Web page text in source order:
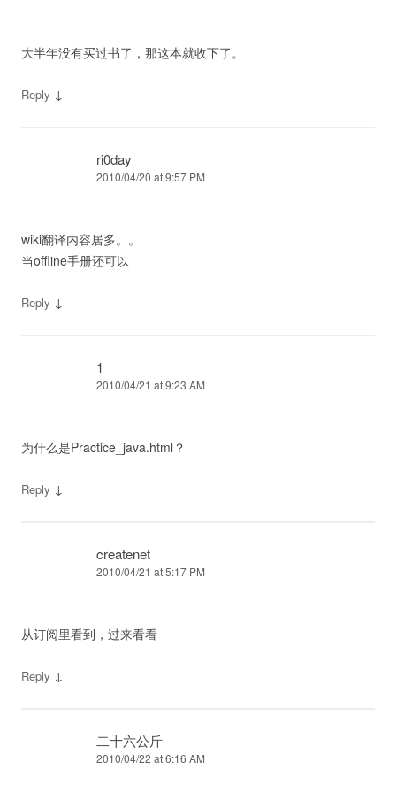
大半年没有买过书了，那这本就收下了。
Reply ↓
ri0day
2010/04/20 at 9:57 PM
wiki翻译内容居多。。
当offline手册还可以
Reply ↓
1
2010/04/21 at 9:23 AM
为什么是Practice_java.html？
Reply ↓
createnet
2010/04/21 at 5:17 PM
从订阅里看到，过来看看
Reply ↓
二十六公斤
2010/04/22 at 6:16 AM